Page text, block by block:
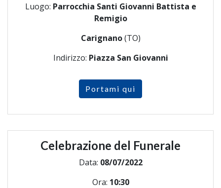
Luogo: Parrocchia Santi Giovanni Battista e
Remigio
Carignano(TO)
Indirizzo: Piazza San Giovanni
Portami qui
Celebrazione del Funerale
Data: 08/07/2022
Ora: 10:30